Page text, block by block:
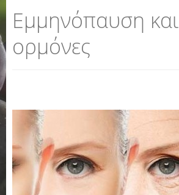
Εμμηνόπαυση και
ορμόνες